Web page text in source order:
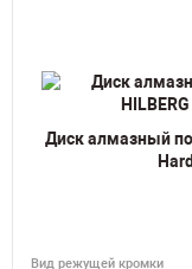
Диск алмазный
Вид режущей кромки